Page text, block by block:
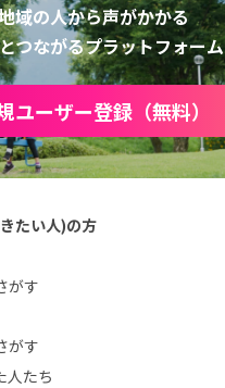
域の人から声がかかる
つながるプラットフォーム
ユーザー登録（無料）
たい人)の方
がす
がす
人たち